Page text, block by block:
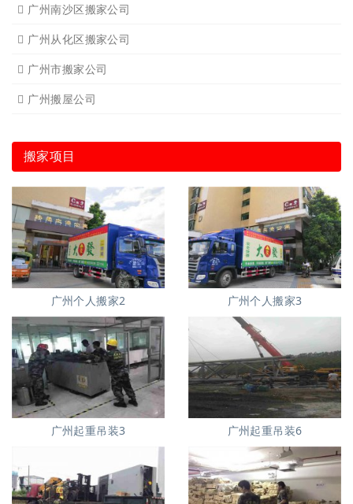
广州南沙区搬家公司
广州从化区搬家公司
广州市搬家公司
广州搬屋公司
搬家项目
广州个人搬家2 广州个人搬家3
广州起重吊装3 广州起重吊装6